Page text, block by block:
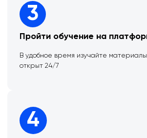
3
Пройти обучение на
В удобное время изучайте материалы
открыт 24/7
4